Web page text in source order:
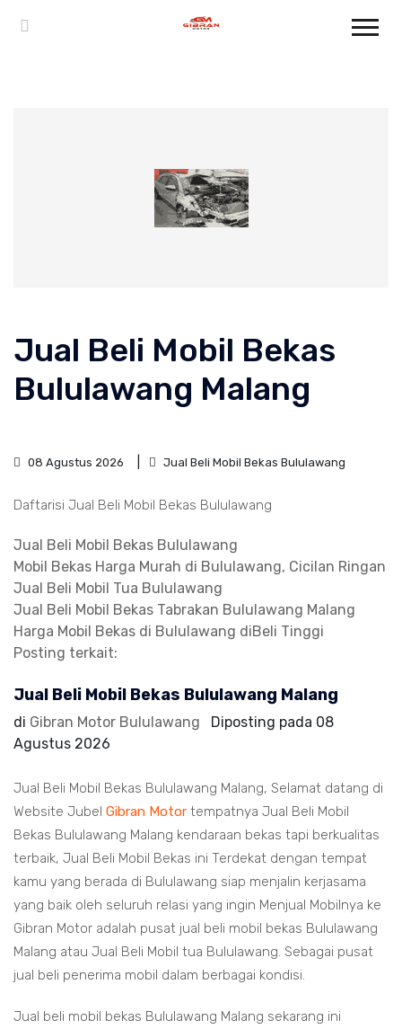
Jual Beli Mobil Bekas
Bululawang Malang
08 Agustus 2026 Jual Beli Mobil Bekas Bululawang
Daftarisi Jual Beli Mobil Bekas Bululawang
Jual Beli Mobil Bekas Bululawang
Mobil Bekas Harga Murah di Bululawang, Cicilan Ringan
Jual Beli Mobil Tua Bululawang
Jual Beli Mobil Bekas Tabrakan Bululawang Malang
Harga Mobil Bekas di Bululawang diBeli Tinggi
Posting terkait:
Jual Beli Mobil Bekas Bululawang Malang
di Gibran Motor Bululawang Diposting pada 08
Agustus 2026
Jual Beli Mobil Bekas Bululawang Malang, Selamat datang di
Website Jubel Gibran Motor tempatnya Jual Beli Mobil
Bekas Bululawang Malang kendaraan bekas tapi berkualitas
terbaik, Jual Beli Mobil Bekas ini Terdekat dengan tempat
kamu yang berada di Bululawang siap menjalin kerjasama
yang baik oleh seluruh relasi yang ingin Menjual Mobilnya ke
Gibran Motor adalah pusat jual beli mobil bekas Bululawang
Malang atau Jual Beli Mobil tua Bululawang. Sebagai pusat
jual beli penerima mobil dalam berbagai kondisi.
Jual beli mobil bekas Bululawang Malang sekarang ini